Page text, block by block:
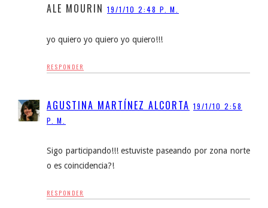
ALE MOURIN 19/1/10 2:48 P. M.
yo quiero yo quiero yo quiero!!!
RESPONDER
AGUSTINA MARTÍNEZ ALCORTA 19/1/10 2:58
P. M.
Sigo participando!!! estuviste paseando por zona norte
o es coincidencia?!
RESPONDER